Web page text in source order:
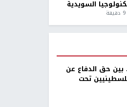
السويدية
حق الدفاع عن
تحت